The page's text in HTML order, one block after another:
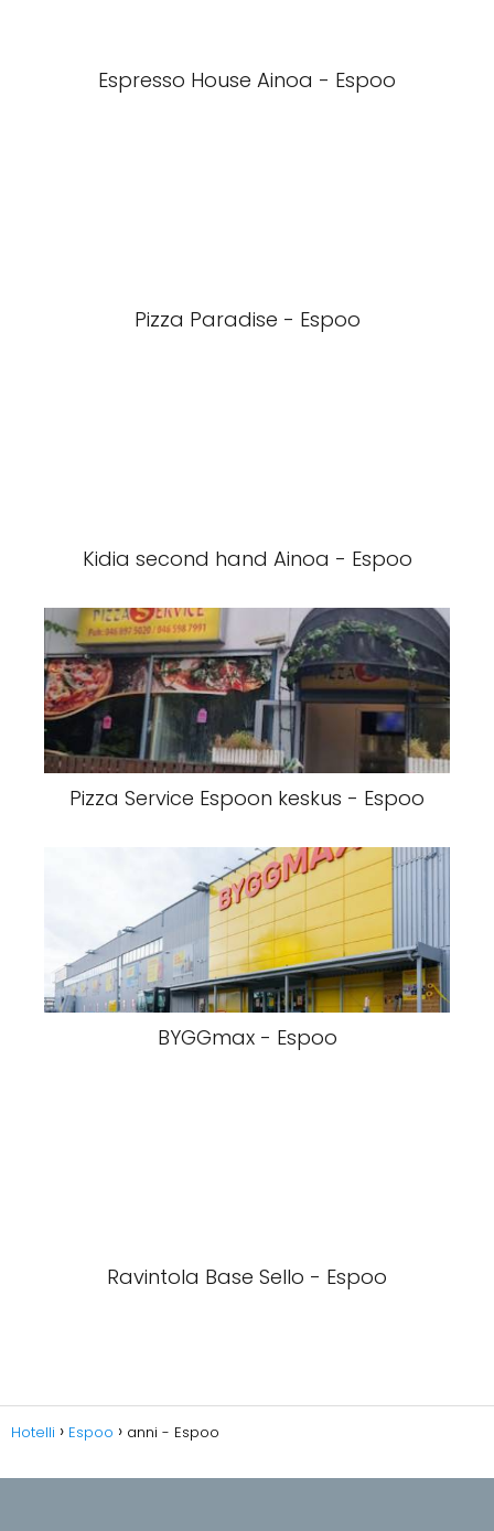
Espresso House Ainoa - Espoo
Pizza Paradise - Espoo
Kidia second hand Ainoa - Espoo
Pizza Service Espoon keskus - Espoo
BYGGmax - Espoo
Ravintola Base Sello - Espoo
Hotelli Espoo anni - Espoo